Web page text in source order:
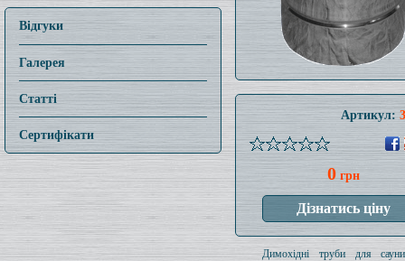
Відгуки
Галерея
Статті
Сертифікати
Артикул:
0 грн
Димохідні труби для